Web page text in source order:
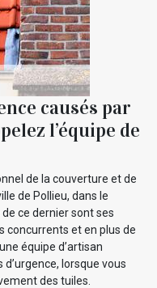
causés par
l’équipe de
de la couverture et de
de Pollieu, dans le
ce dernier sont ses
concurrents et en plus de
équipe d’artisan
lorsque vous
des tuiles.